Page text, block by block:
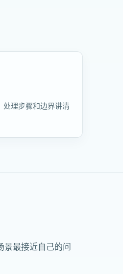
处理步骤和边界讲清
景最接近自己的问